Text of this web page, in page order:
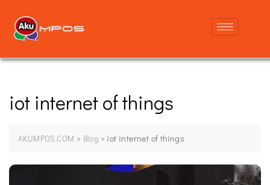
iot internet of things
AKUMPOS.COM > Blog > iot internet of things